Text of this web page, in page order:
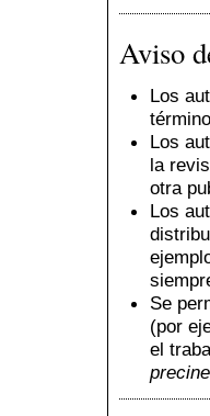
Aviso
Los
Los
la
otra
Los
Se
(por
el